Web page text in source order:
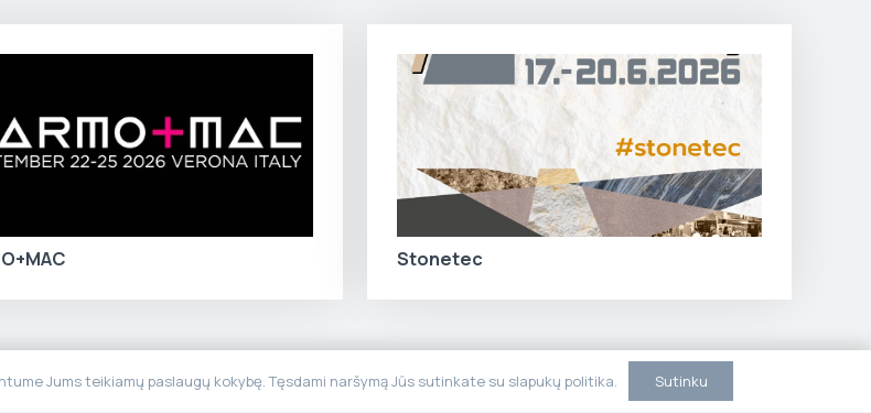
Stonetec
Jums teikiamų paslaugų kokybę. Tęsdami naršymą Jūs sutinkate su slapukų politika. Sutinku